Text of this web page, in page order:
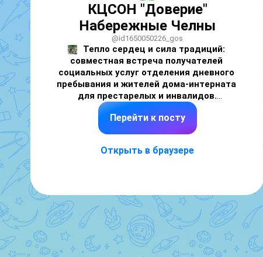
КЦСОН "Доверие"
Набережные Челны
@id1650050226_gos
Тепло сердец и сила традиций:
совместная встреча получателей
социальных услуг отделения дневного
пребывания и жителей дома-интерната
15 мая, в Международный день семьи, а
также в рамках объявленного Президентом
общественного проекта ПФО «Ментальное
обслуживания населения «Доверие»
посетили Набережночелнинский дом-
интернат для престарелых и инвалидов.
Сотрудниками отделения дневного
пребывания во главе с культорганизатором
Перейти к посту
Открыть в браузере